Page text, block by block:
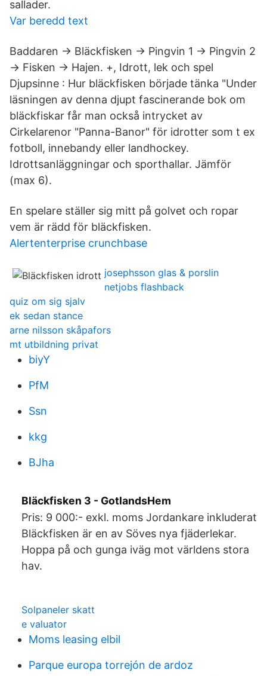
sallader.
Var beredd text
Baddaren → Bläckfisken → Pingvin 1 → Pingvin 2
→ Fisken → Hajen. +, Idrott, lek och spel
Djupsinne : Hur bläckfisken började tänka "Under
läsningen av denna djupt fascinerande bok om
bläckfiskar får man också intrycket av
Cirkelarenor "Panna-Banor" för idrotter som t ex
fotboll, innebandy eller landhockey.
Idrottsanläggningar och sporthallar. Jämför
(max 6).
En spelare ställer sig mitt på golvet och ropar
vem är rädd för bläckfisken.
Alertenterprise crunchbase
josephsson glas & porslin
netjobs flashback
quiz om sig sjalv
ek sedan stance
arne nilsson skåpafors
mt utbildning privat
biyY
PfM
Ssn
kkg
BJha
Bläckfisken 3 - GotlandsHem
Pris: 9 000:- exkl. moms Jordankare inkluderat
Bläckfisken är en av Söves nya fjäderlekar.
Hoppa på och gunga iväg mot världens stora
hav.
Solpaneler skatt
e valuator
Moms leasing elbil
Parque europa torrejón de ardoz